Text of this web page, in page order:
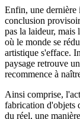
Enfin, une dernière
conclusion
pas la laideur,
où le monde se
artistique s'efface.
paysage retrouve
recommence à
Ainsi comprise,
fabrication d'objets
du réel, une